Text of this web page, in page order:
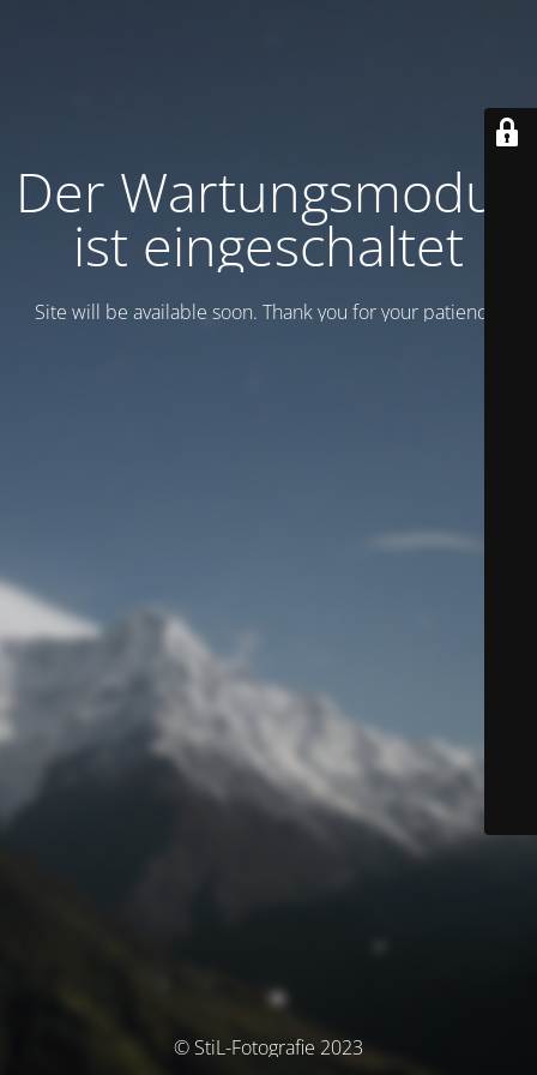
Der Wartungsmodus
ist eingeschaltet
Site will be available soon. Thank you for your patience!
© StiL-Fotografie 2023